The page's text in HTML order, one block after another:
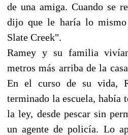
de una amiga. Cuando se
dijo que le haría lo
Slate Creek".
Ramey y su familia
metros más arriba de la
En el curso de su vida,
terminado la escuela, había
la ley, desde pescar sin
un agente de policía. Lo